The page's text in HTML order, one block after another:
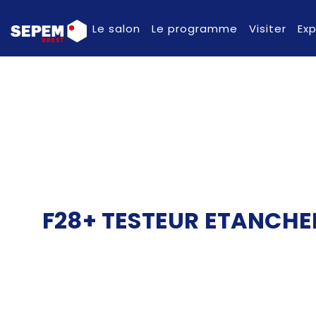
Le salon Le programme Visiter
F28+ TESTEUR